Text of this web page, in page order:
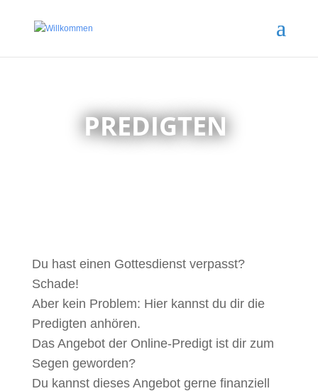
PREDIGTEN
Du hast einen Gottesdienst verpasst?
Schade!
Aber kein Problem: Hier kannst du dir die
Predigten anhören.
Das Angebot der Online-Predigt ist dir zum
Segen geworden?
Du kannst dieses Angebot gerne finanziell